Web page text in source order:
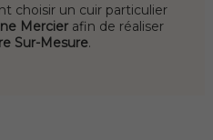
choisir un cuir particulier
Mercier afin de réaliser
Sur-Mesure.